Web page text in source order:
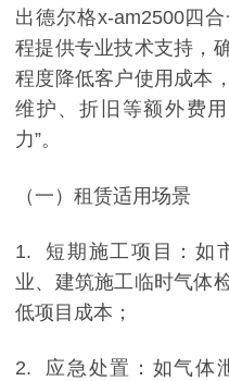
出德尔格x-am2500四
程提供专业技术支持，
程度降低客户使用成本
维护、折旧等额外费
力”。
（一）租赁适用场景
1. 短期施工项目：如
业、建筑施工临时气体
低项目成本；
2. 应急处置：如气体